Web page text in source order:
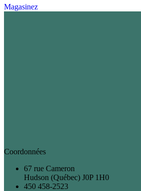
Magasinez
Coordonnées
67 rue Cameron
Hudson (Québec) J0P 1H0
450 458-2523